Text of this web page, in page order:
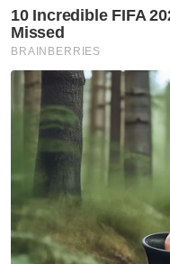
Katanya, sejak
dan individu
bantuan
tidak mudah
pengajian.
"Alhamdulillah,